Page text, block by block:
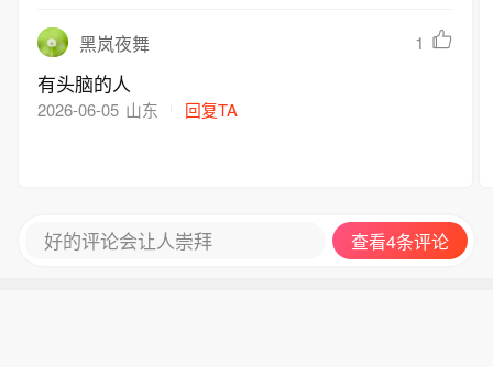
黑岚夜舞 1
有头脑的人
2026-06-05 山东 回复TA
好的评论会让人崇拜 查看4条评论